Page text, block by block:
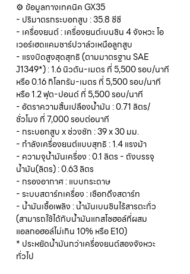
⚙️ ข้อมูลทางเทคนิค GX35
- ปริมาตรกระบอกสูบ : 35.8 ซีซี
- เครื่องยนต์ : เครื่องยนต์เบนซิน 4 จังหวะ โอ
เวอร์เฮดแคมชาร์ปวาล์วเหนือลูกสูบ
- แรงบิดสูงสุดสุทธิ (ตามมาตรฐาน SAE
J1349*) : 1.6 นิวตัน-เมตร ที่ 5,500 รอบ/นาที
หรือ 0.16 กิโลกรัม-เมตร ที่ 5,500 รอบ/นาที
หรือ 1.2 ฟุต-ปอนด์ ที่ 5,500 รอบ/นาที
- อัตราความสิ้นเปลืองน้ำมัน : 0.71 ลิตร/
ชั่วโมง ที่ 7,000 รอบต่อนาที
- กระบอกสูบ x ช่วงชัก : 39 x 30 มม.
- กำลังเครื่องยนต์แบบสุทธิ : 1.4 แรงม้า
- ความจุน้ำมันเครื่อง : 0.1 ลิตร - ถังบรรจุ
น้ำมัน(ลิตร) : 0.63 ลิตร
- กรองอากาศ : แบบกระดาษ
- ระบบสตาร์ทเครื่อง : เชือกดึงสตาร์ท
- น้ำมันเชื้อเพลิง : น้ำมันเบนซินไร้สารตะกั่ว
(สามารถใช้ได้กับน้ำมันแกสโซฮอล์ที่ผสม
แอลกอฮอล์ไม่เกิน 10% หรือ E10)
* ประหยัดน้ำมันกว่าเครื่องยนต์สองจังหวะ
ทั่วไป